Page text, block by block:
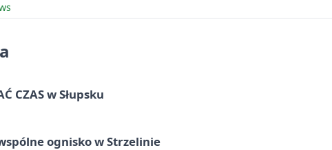
CZAS w Słupsku
ognisko w Strzelinie